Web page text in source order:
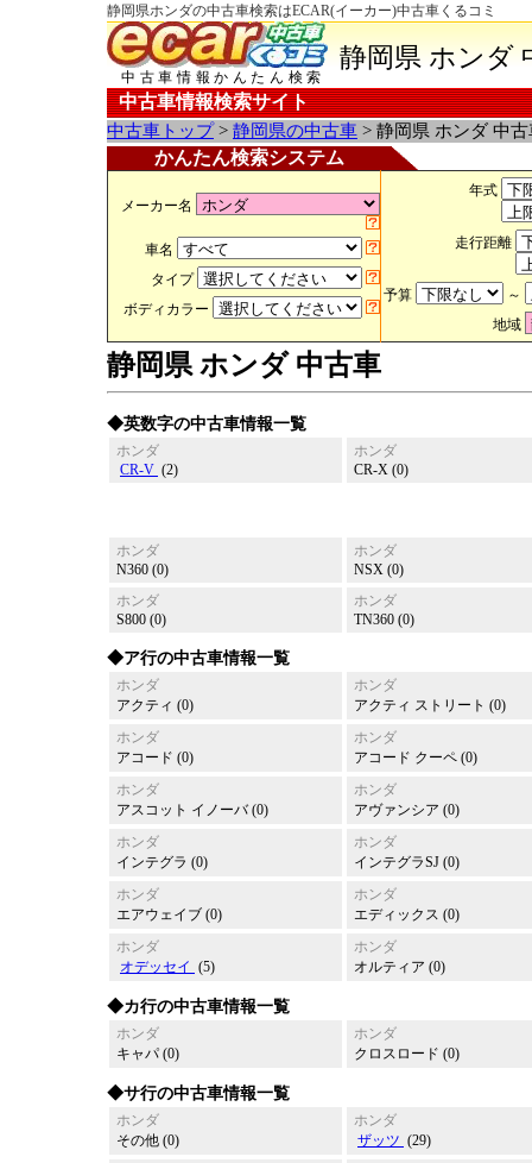
静岡県ホンダの中古車検索はECAR(イーカー)中古車くるコミ
中古車情報かんたん検索
静岡県 ホンダ
中古車情報検索サイト
中古車トップ> 静岡県の中古車 > 静岡県 ホンダ 中古
かんたん検索システム
メーカー名
車名
タイプ
ボディカラー
年式
走行距離
予算
～
地域
静岡県 ホンダ 中古車
◆英数字の中古車情報一覧
ホンダ
CR-V (2)
ホンダ
CR-X (0)
ホンダ
N360 (0)
ホンダ
NSX (0)
ホンダ
S800 (0)
ホンダ
TN360 (0)
◆ア行の中古車情報一覧
ホンダ
アクティ (0)
ホンダ
アクティ ストリート (0)
ホンダ
アコード (0)
ホンダ
アコード クーペ (0)
ホンダ
アスコット イノーバ (0)
ホンダ
アヴァンシア (0)
ホンダ
インテグラ (0)
ホンダ
インテグラSJ (0)
ホンダ
エアウェイブ (0)
ホンダ
エディックス (0)
ホンダ
オデッセイ (5)
ホンダ
オルティア (0)
◆カ行の中古車情報一覧
ホンダ
キャパ (0)
ホンダ
クロスロード (0)
◆サ行の中古車情報一覧
ホンダ
その他 (0)
ホンダ
ザッツ (29)